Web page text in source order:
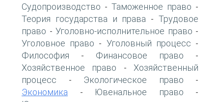
Судопроизводство - Таможенное право -
Теория государства и права -Трудовое
право - Уголовно-исполнительное право -
Уголовное право - Уголовный процесс -
Философия - Финансовое право -
Хозяйственное право - Хозяйственный
процесс - Экологическое право -
Экономика - Ювенальное право -